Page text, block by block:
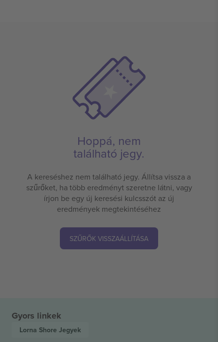
Hoppá, nem
található jegy.
A kereséshez nem található jegy. Állítsa vissza a
szűrőket, ha több eredményt szeretne látni, vagy
írjon be egy új keresési kulcsszót az új
eredmények megtekintéséhez
SZŰRŐK VISSZAÁLLÍTÁSA
Gyors linkek
Lorna Shore Jegyek